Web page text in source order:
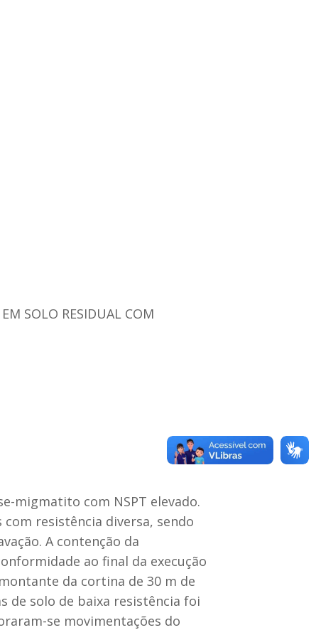
SOLO RESIDUAL COM
migmatito com NSPT elevado.
resistência diversa, sendo
A contenção da
ao final da execução
da cortina de 30 m de
de solo de baixa resistência foi
se movimentações do